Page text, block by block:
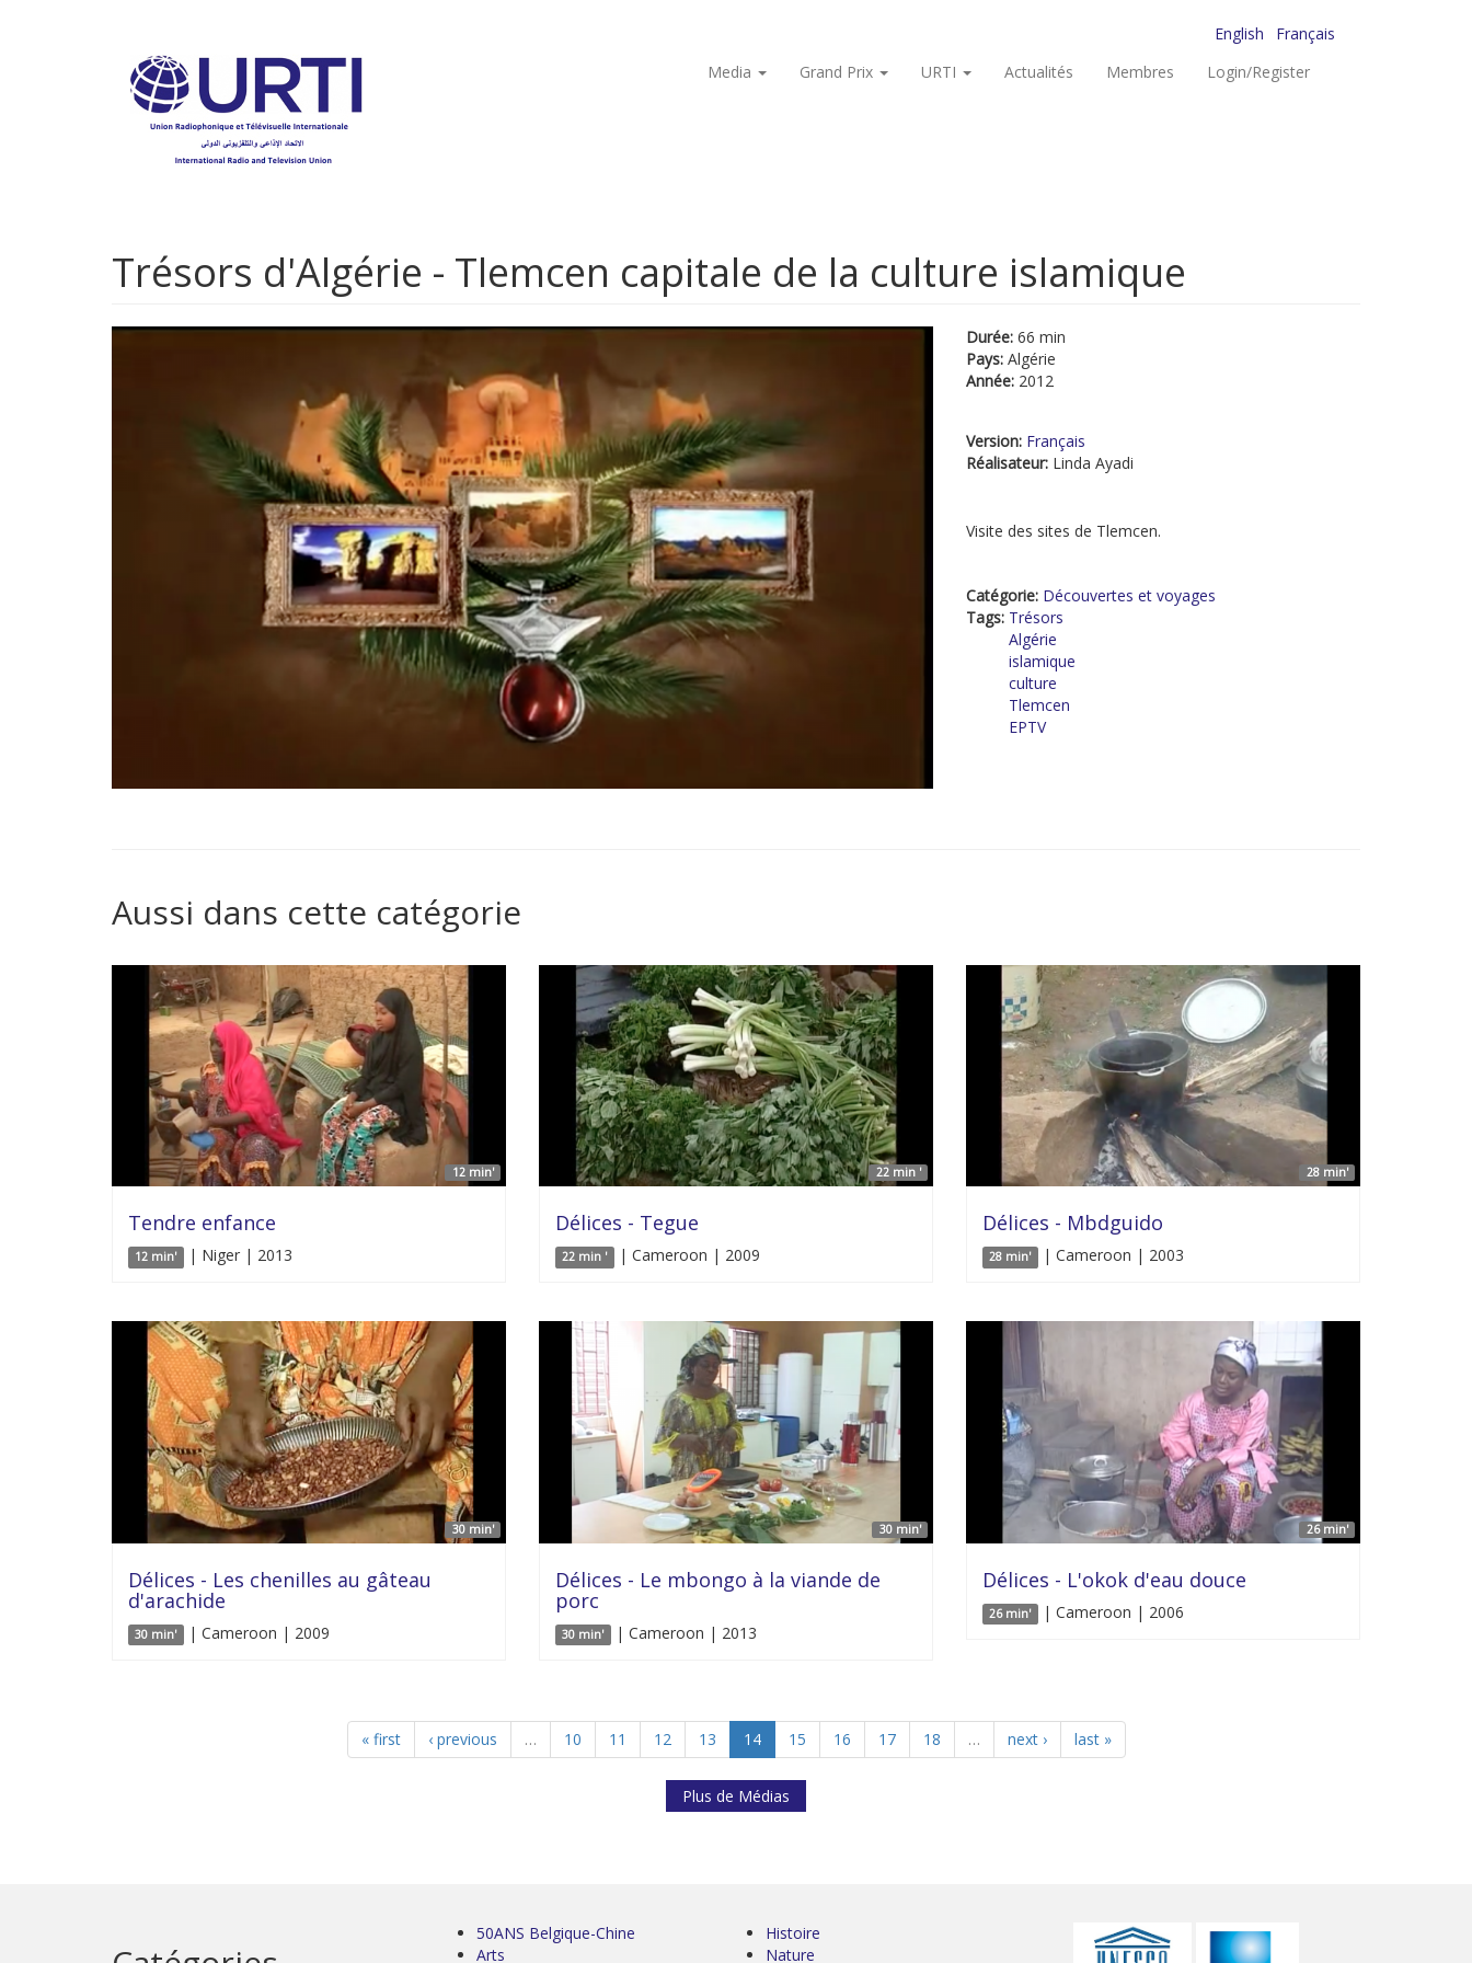
English
Français
Media
Grand Prix URTI Actualités Membres Login/Register
Trésors d'Algérie - Tlemcen capitale de la culture islamique
Durée: 66 min
Pays: Algérie
Année: 2012
Version: Français
Réalisateur: Linda Ayadi
Visite des sites de Tlemcen.
Catégorie: Découvertes et voyages
Tags: Trésors
Algérie
islamique
culture
Tlemcen
EPTV
Aussi dans cette catégorie
12 min'
Tendre enfance
12 min' | Niger | 2013
22 min '
Délices - Tegue
22 min ' | Cameroon | 2009
28 min'
Délices - Mbdguido
28 min' | Cameroon | 2003
30 min'
Délices - Les chenilles au gâteau
d'arachide
30 min' | Cameroon | 2009
30 min'
Délices - Le mbongo à la viande de
porc
30 min' | Cameroon | 2013
26 min'
Délices - L'okok d'eau douce
26 min' | Cameroon | 2006
« first ‹ previous … 10 11 12 13 14 15 16 17 18 … next › last »
Plus de Médias
50ANS Belgique-Chine
Arts
Histoire
Nature